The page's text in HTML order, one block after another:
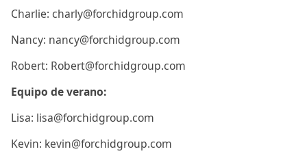
Charlie: charly@forchidgroup.com
Nancy: nancy@forchidgroup.com
Robert: Robert@forchidgroup.com
Equipo de verano:
Lisa: lisa@forchidgroup.com
Kevin: kevin@forchidgroup.com